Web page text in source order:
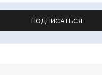
ПОДПИСАТЬСЯ